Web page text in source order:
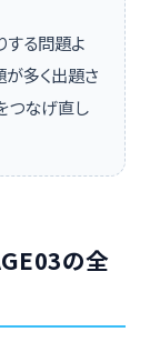
する問題よ
が多く出題さ
つなげ直し
の全